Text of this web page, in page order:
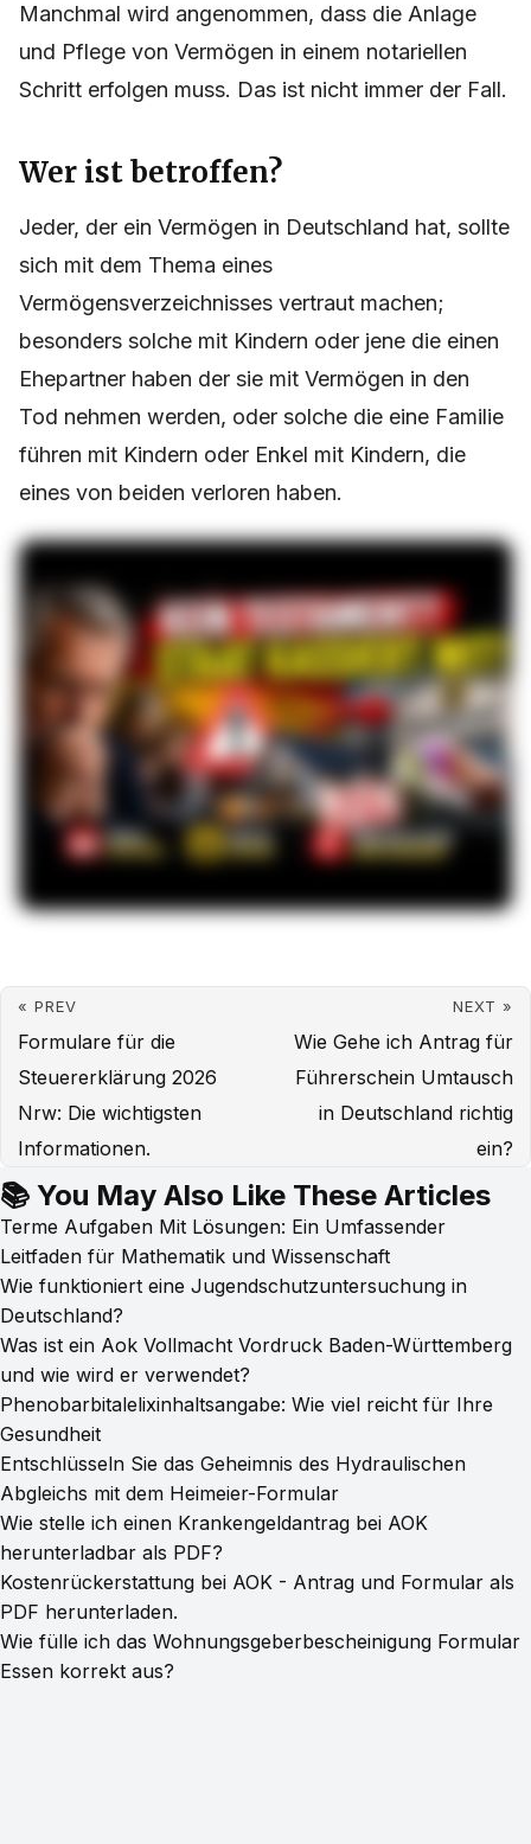
Manchmal wird angenommen, dass die Anlage
und Pflege von Vermögen in einem notariellen
Schritt erfolgen muss. Das ist nicht immer der Fall.
Wer ist betroffen?
Jeder, der ein Vermögen in Deutschland hat, sollte
sich mit dem Thema eines
Vermögensverzeichnisses vertraut machen;
besonders solche mit Kindern oder jene die einen
Ehepartner haben der sie mit Vermögen in den
Tod nehmen werden, oder solche die eine Familie
führen mit Kindern oder Enkel mit Kindern, die
eines von beiden verloren haben.
« PREV
Formulare für die
Steuererklärung 2026
Nrw: Die wichtigsten
Informationen.
NEXT »
Wie Gehe ich Antrag für
Führerschein Umtausch
in Deutschland richtig
ein?
📚 You May Also Like These Articles
Terme Aufgaben Mit Lösungen: Ein Umfassender
Leitfaden für Mathematik und Wissenschaft
Wie funktioniert eine Jugendschutzuntersuchung in
Deutschland?
Was ist ein Aok Vollmacht Vordruck Baden-Württemberg
und wie wird er verwendet?
Phenobarbitalelixinhaltsangabe: Wie viel reicht für Ihre
Gesundheit
Entschlüsseln Sie das Geheimnis des Hydraulischen
Abgleichs mit dem Heimeier-Formular
Wie stelle ich einen Krankengeldantrag bei AOK
herunterladbar als PDF?
Kostenrückerstattung bei AOK - Antrag und Formular als
PDF herunterladen.
Wie fülle ich das Wohnungsgeberbescheinigung Formular
Essen korrekt aus?